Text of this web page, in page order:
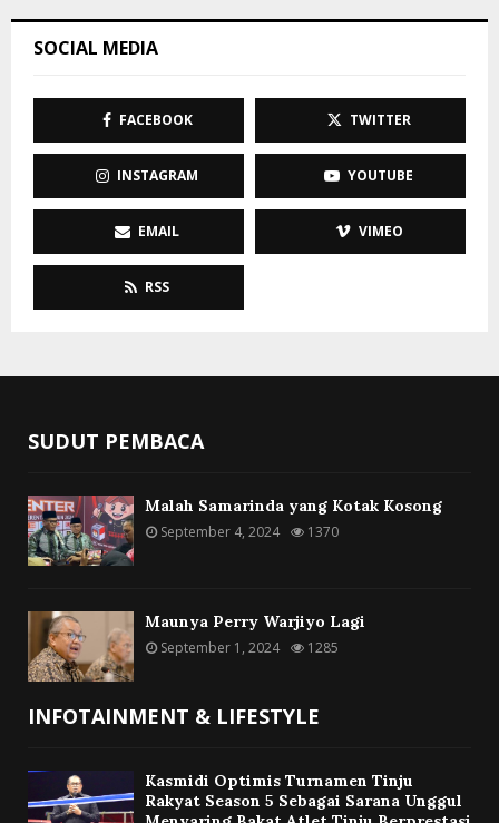
SOCIAL MEDIA
FACEBOOK TWITTER
INSTAGRAM YOUTUBE
EMAIL VIMEO
RSS
SUDUT PEMBACA
Malah Samarinda yang Kotak Kosong
September 4, 2024 1370
Maunya Perry Warjiyo Lagi
September 1, 2024 1285
INFOTAINMENT & LIFESTYLE
Kasmidi Optimis Turnamen Tinju
Rakyat Season 5 Sebagai Sarana Unggul